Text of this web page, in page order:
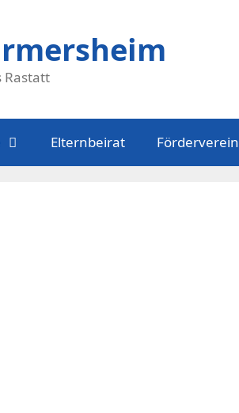
Rastatt
Elternbeirat Förderverein